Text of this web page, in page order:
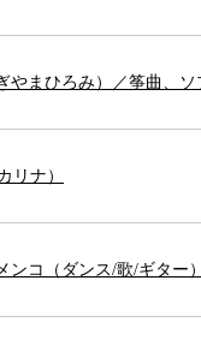
やまひろみ）／筝曲、ソ
リナ）
ンコ（ダンス/歌/ギター）